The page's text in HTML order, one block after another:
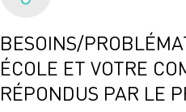
BESOINS/
ÉCOLE ET VOTRE
RÉPONDUS PAR LE